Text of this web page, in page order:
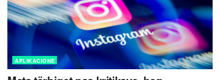
APLIKACIONE